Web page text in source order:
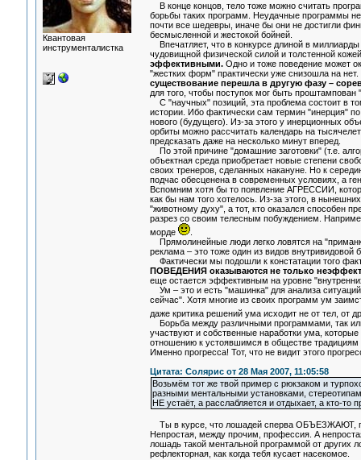
Квантовая
инструменталистка
В конце концов, тело тоже можно считать
борьбы таких программ. Неудачные программы
почти все шедевры, иначе бы они не достигли
бесмысленной и жестокой бойней.
Впечатляет, что в конкурсе длиной в
чудовищной физической силой и толстенной
эффективными.Одно и тоже поведение может
"жестких форм" практически уже снизошла на
существование перешла в другую фазу –
для того, чтобы поступок мог быть проштампован
С "научных" позиций, эта проблема состоит в
истории. Ибо фактически сам термин "инерция"
нового (будущего). Из-за этого у инерционных
орбиты можно рассчитать календарь на
предсказать даже на несколько минут вперед.
По этой причине "домашние заготовки" (т.е.
объектная среда приобретает новые степени
своих тренеров, сделанных накануне. Но к
подчас обесценена в современных условиях, а
Вспомним хотя бы то появление АГРЕССИИ,
как бы нам того хотелось. Из-за этого, в
"животному духу", а тот, кто оказался способен
разрез со своим телесным побуждением.
морде
.
Прямолинейные люди легко ловятся на
реклама – это тоже один из видов внутривидовой
Фактически мы подошли к констатации того
ПОВЕДЕНИЯ оказываются не только
еще остается эффективным на уровне
Ум – это и есть "машинка" для анализа
сейчас". Хотя многие из своих программ ум
даже критика решений ума исходит не от тел, от
Борьба между различными программами, так
участвуют и собственные наработки ума,
отношению к устоявшимся в обществе традициям
Именно прогресса! Тот, что не видит этого
Цитата: Солярис от 28 Мая 2007, 11:05:58
Возьмём тот же твой пример с рюкзаком и
разными ментальными установками,
НЕ устаёт, а расслабляется и отдыхает, а кто-то
Ты в курсе, что лошадей сперва ОБЪЕЗЖАЮТ,
Непростая, между прочим, профессия. А
лошадь такой ментальной программой от
рефлекторная, как когда тебя кусает насекомое.